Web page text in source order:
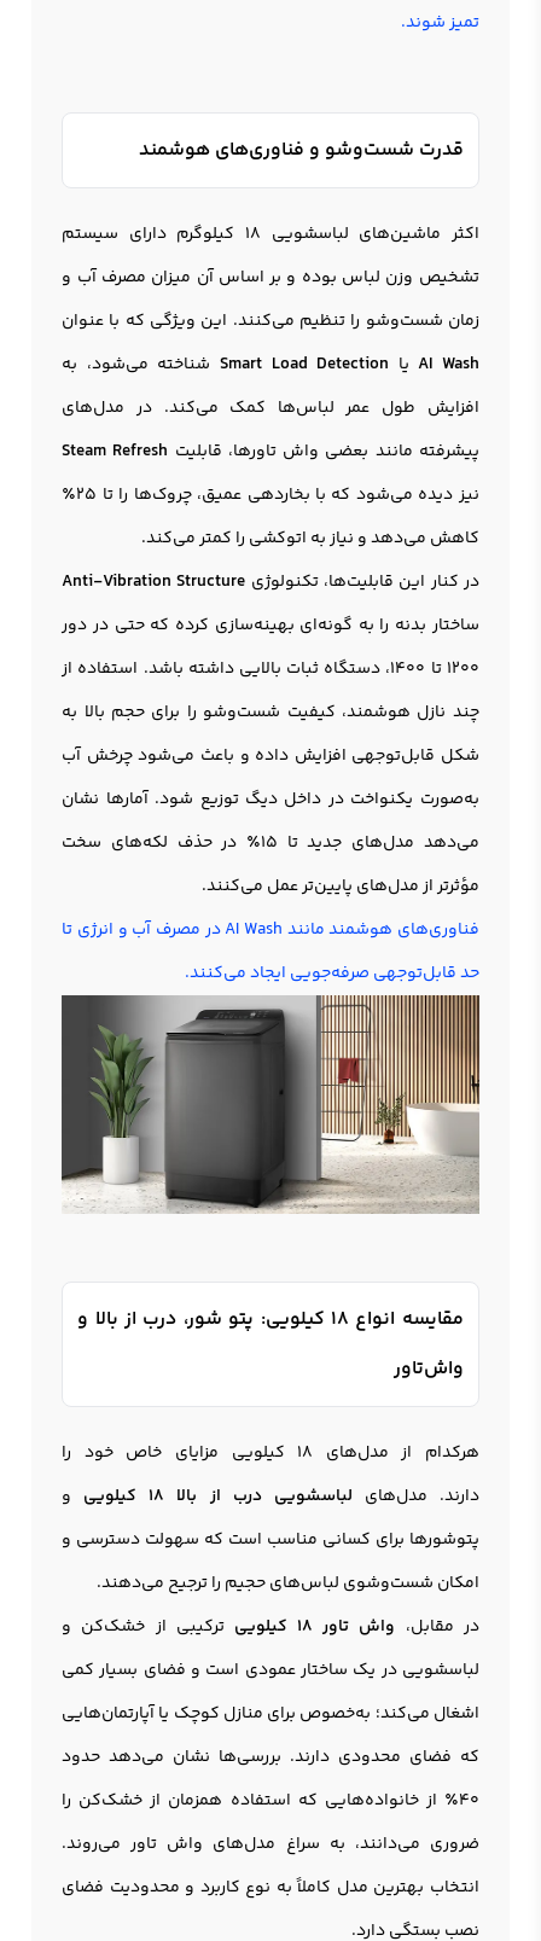
تمیز شوند.
قدرت شست‌وشو و فناوری‌های هوشمند
اکثر ماشین‌های لباسشویی 18 کیلوگرم دارای سیستم
تشخیص وزن لباس بوده و بر اساس آن میزان مصرف آب و
زمان شست‌وشو را تنظیم می‌کنند. این ویژگی که با عنوان
AI Washیا Smart Load Detection شناخته می‌شود، به
افزایش طول عمر لباس‌ها کمک می‌کند. در مدل‌های
پیشرفته مانند بعضی واش تاورها، قابلیت Steam Refresh
نیز دیده می‌شود که با بخاردهی عمیق، چروک‌ها را تا 25٪
کاهش می‌دهد و نیاز به اتوکشی را کمتر می‌کند.
در کنار این قابلیت‌ها، تکنولوژی Anti-Vibration Structure
ساختار بدنه را به گونه‌ای بهینه‌سازی کرده که حتی در دور
1200 تا 1400، دستگاه ثبات بالایی داشته باشد. استفاده از
چند نازل هوشمند، کیفیت شست‌وشو را برای حجم بالا به
شکل قابل‌توجهی افزایش داده و باعث می‌شود چرخش آب
به‌صورت یکنواخت در داخل دیگ توزیع شود. آمارها نشان
می‌دهد مدل‌های جدید تا 15٪ در حذف لکه‌های سخت
مؤثرتر از مدل‌های پایین‌تر عمل می‌کنند.
فناوری‌های هوشمند مانند AI Wash در مصرف آب و انرژی تا
حد قابل‌توجهی صرفه‌جویی ایجاد می‌کنند.
مقایسه انواع 18 کیلویی: پتو شور، درب از بالا و
واش‌تاور
هرکدام از مدل‌های 18 کیلویی مزایای خاص خود را
دارند. مدل‌های لباسشویی درب از بالا 18 کیلویی
و
پتوشورها برای کسانی مناسب است که سهولت دسترسی و
امکان شست‌وشوی لباس‌های حجیم را ترجیح می‌دهند.
در مقابل، واش تاور 18 کیلویی
ترکیبی از خشک‌کن و
لباسشویی در یک ساختار عمودی است و فضای بسیار کمی
اشغال می‌کند؛ به‌خصوص برای منازل کوچک یا آپارتمان‌هایی
که فضای محدودی دارند. بررسی‌ها نشان می‌دهد حدود
40٪ از خانواده‌هایی که استفاده همزمان از خشک‌کن را
ضروری می‌دانند، به سراغ مدل‌های واش تاور می‌روند.
انتخاب بهترین مدل کاملاً به نوع کاربرد و محدودیت فضای
نصب بستگی دارد.